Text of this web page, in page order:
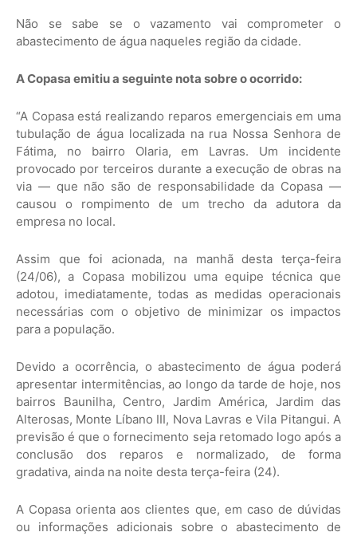
Não se sabe se o vazamento vai comprometer o
abastecimento de água naqueles região da cidade.
A Copasa emitiu a seguinte nota sobre o ocorrido:
“A Copasa está realizando reparos emergenciais em uma
tubulação de água localizada na rua Nossa Senhora de
Fátima, no bairro Olaria, em Lavras. Um incidente
provocado por terceiros durante a execução de obras na
via — que não são de responsabilidade da Copasa —
causou o rompimento de um trecho da adutora da
empresa no local.
Assim que foi acionada, na manhã desta terça-feira
(24/06), a Copasa mobilizou uma equipe técnica que
adotou, imediatamente, todas as medidas operacionais
necessárias com o objetivo de minimizar os impactos
para a população.
Devido a ocorrência, o abastecimento de água poderá
apresentar intermitências, ao longo da tarde de hoje, nos
bairros Baunilha, Centro, Jardim América, Jardim das
Alterosas, Monte Líbano III, Nova Lavras e Vila Pitangui. A
previsão é que o fornecimento seja retomado logo após a
conclusão dos reparos e normalizado, de forma
gradativa, ainda na noite desta terça-feira (24).
A Copasa orienta aos clientes que, em caso de dúvidas
ou informações adicionais sobre o abastecimento de